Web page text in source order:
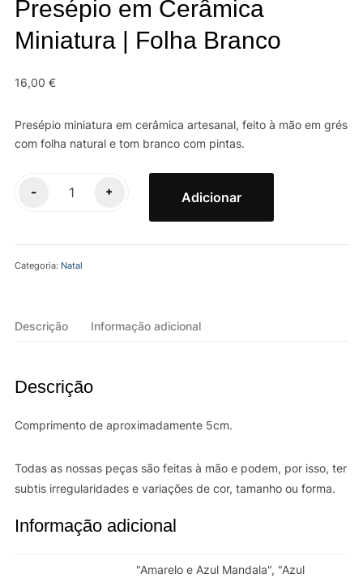
Presépio em Cerâmica
Miniatura | Folha Branco
16,00 €
Presépio miniatura em cerâmica artesanal, feito à mão em grés
com folha natural e tom branco com pintas.
-
Quantidade
em
Cerâmica
Folha
+ Adicionar
Categoria: Natal
Descrição Informação adicional
Descrição
Comprimento de aproximadamente 5cm.
Todas as nossas peças são feitas à mão e podem, por isso, ter
subtis irregularidades e variações de cor, tamanho ou forma.
Informação adicional
"Amarelo e Azul Mandala", "Azul